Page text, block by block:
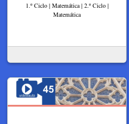
1.º Ciclo | Matemática | 2.º Ciclo |
Matemática